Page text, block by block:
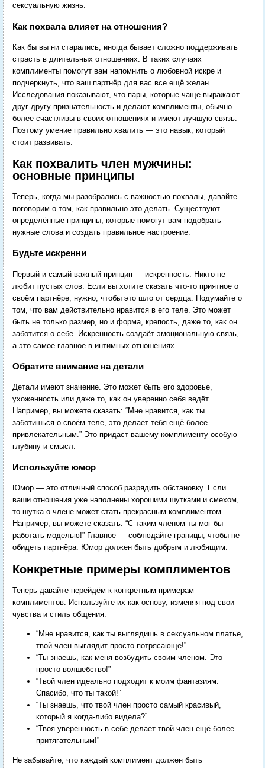
сексуальную жизнь.
Как похвала влияет на отношения?
Как бы вы ни старались, иногда бывает сложно поддерживать
страсть в длительных отношениях. В таких случаях
комплименты помогут вам напомнить о любовной искре и
подчеркнуть, что ваш партнёр для вас все ещё желан.
Исследования показывают, что пары, которые чаще выражают
друг другу признательность и делают комплименты, обычно
более счастливы в своих отношениях и имеют лучшую связь.
Поэтому умение правильно хвалить — это навык, который
стоит развивать.
Как похвалить член мужчины:
основные принципы
Теперь, когда мы разобрались с важностью похвалы, давайте
поговорим о том, как правильно это делать. Существуют
определённые принципы, которые помогут вам подобрать
нужные слова и создать правильное настроение.
Будьте искренни
Первый и самый важный принцип — искренность. Никто не
любит пустых слов. Если вы хотите сказать что-то приятное о
своём партнёре, нужно, чтобы это шло от сердца. Подумайте о
том, что вам действительно нравится в его теле. Это может
быть не только размер, но и форма, крепость, даже то, как он
заботится о себе. Искренность создаёт эмоциональную связь,
а это самое главное в интимных отношениях.
Обратите внимание на детали
Детали имеют значение. Это может быть его здоровье,
ухоженность или даже то, как он уверенно себя ведёт.
Например, вы можете сказать: “Мне нравится, как ты
заботишься о своём теле, это делает тебя ещё более
привлекательным.” Это придаст вашему комплименту особую
глубину и смысл.
Используйте юмор
Юмор — это отличный способ разрядить обстановку. Если
ваши отношения уже наполнены хорошими шутками и смехом,
то шутка о члене может стать прекрасным комплиментом.
Например, вы можете сказать: “С таким членом ты мог бы
работать моделью!” Главное — соблюдайте границы, чтобы не
обидеть партнёра. Юмор должен быть добрым и любящим.
Конкретные примеры комплиментов
Теперь давайте перейдём к конкретным примерам
комплиментов. Используйте их как основу, изменяя под свои
чувства и стиль общения.
“Мне нравится, как ты выглядишь в сексуальном платье,
твой член выглядит просто потрясающе!”
“Ты знаешь, как меня возбудить своим членом. Это
просто волшебство!”
“Твой член идеально подходит к моим фантазиям.
Спасибо, что ты такой!”
“Ты знаешь, что твой член просто самый красивый,
который я когда-либо видела?”
“Твоя уверенность в себе делает твой член ещё более
притягательным!”
Не забывайте, что каждый комплимент должен быть